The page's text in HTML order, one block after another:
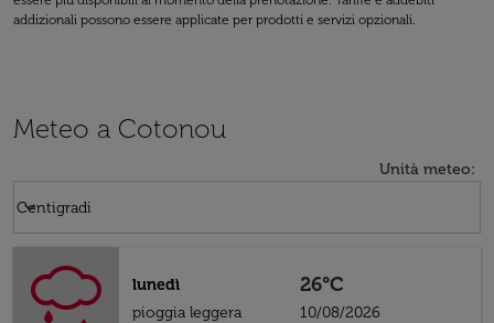
addizionali possono essere applicate per prodotti e servizi opzionali.
Meteo a Cotonou
Unità meteo:
Centigradi
keyboard_arrow_down
lunedì
pioggia leggera
26°C
10/08/2026